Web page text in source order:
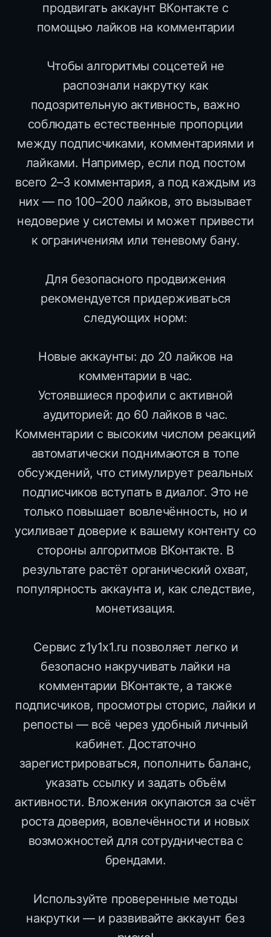
продвигать аккаунт ВКонтакте с
помощью лайков на комментарии
Чтобы алгоритмы соцсетей не
распознали накрутку как
подозрительную активность, важно
соблюдать естественные пропорции
между подписчиками, комментариями и
лайками. Например, если под постом
всего 2–3 комментария, а под каждым из
них — по 100–200 лайков, это вызывает
недоверие у системы и может привести
к ограничениям или теневому бану.
Для безопасного продвижения
рекомендуется придерживаться
следующих норм:
Новые аккаунты: до 20 лайков на
комментарии в час.
Устоявшиеся профили с активной
аудиторией: до 60 лайков в час.
Комментарии с высоким числом реакций
автоматически поднимаются в топе
обсуждений, что стимулирует реальных
подписчиков вступать в диалог. Это не
только повышает вовлечённость, но и
усиливает доверие к вашему контенту со
стороны алгоритмов ВКонтакте. В
результате растёт органический охват,
популярность аккаунта и, как следствие,
монетизация.
Сервис z1y1x1.ru позволяет легко и
безопасно накручивать лайки на
комментарии ВКонтакте, а также
подписчиков, просмотры сторис, лайки и
репосты — всё через удобный личный
кабинет. Достаточно
зарегистрироваться, пополнить баланс,
указать ссылку и задать объём
активности. Вложения окупаются за счёт
роста доверия, вовлечённости и новых
возможностей для сотрудничества с
брендами.
Используйте проверенные методы
накрутки — и развивайте аккаунт без